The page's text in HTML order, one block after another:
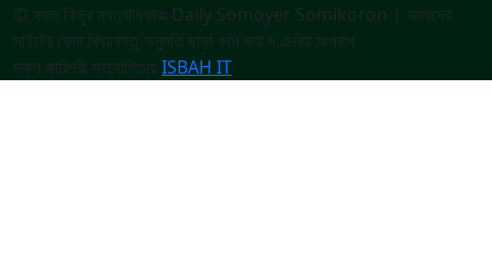
© সকল কিছুর স্বত্বাধিকারঃ Daily Somoyer Somikoron | আমাদের
সাইটের কোন বিষয়বস্তু অনুমতি ছাড়া কপি করা দণ্ডনীয় অপরাধ
সকল কারিগরী সহযোগিতায়ISBAH IT